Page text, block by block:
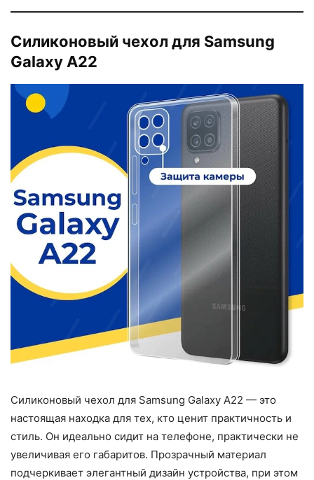
Силиконовый чехол для Samsung
Galaxy A22
Силиконовый чехол для Samsung Galaxy A22 — это
настоящая находка для тех, кто ценит практичность и
стиль. Он идеально сидит на телефоне, практически не
увеличивая его габаритов. Прозрачный материал
подчеркивает элегантный дизайн устройства, при этом